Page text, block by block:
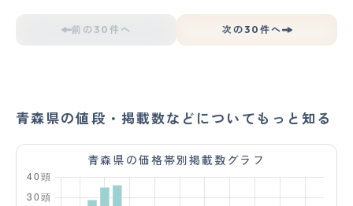
前の30件へ 次の30件へ
青森県の値段・掲載数などについてもっと知る
青森県の価格帯別掲載数グラフ